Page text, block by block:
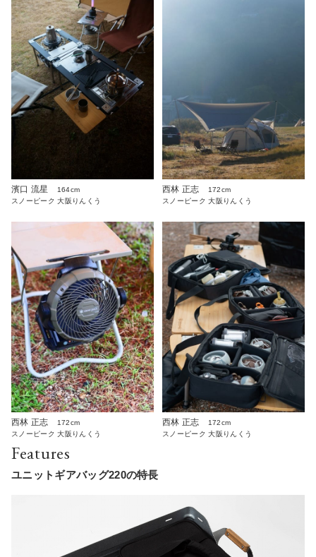
濱口 流星
164cm
スノーピーク 大阪りんくう
西林 正志
172cm
スノーピーク 大阪りんくう
西林 正志
172cm
スノーピーク 大阪りんくう
西林 正志
172cm
スノーピーク 大阪りんくう
Features
ユニットギアバッグ220の特長